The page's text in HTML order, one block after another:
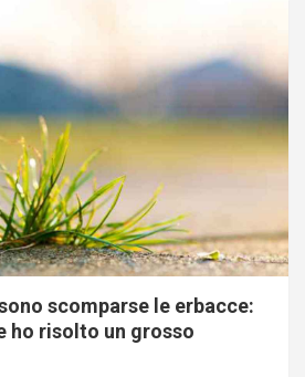
scomparse le erbacce:
ho risolto un grosso